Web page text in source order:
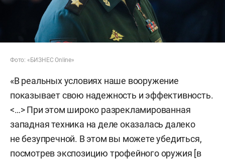
Фото: «БИЗНЕС Online»
«В реальных условиях наше вооружение
показывает свою надежность и эффективность.
<…> При этом широко разрекламированная
западная техника на деле оказалась далеко
не безупречной. В этом вы можете убедиться,
посмотрев экспозицию трофейного оружия [в